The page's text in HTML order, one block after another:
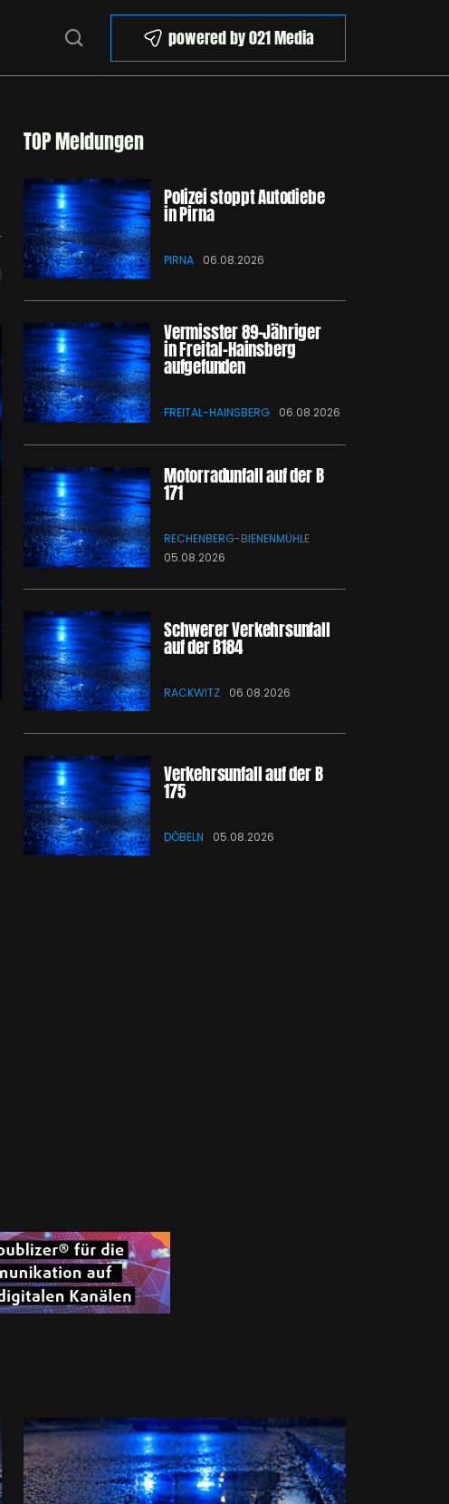
powered by 021 Media
TOP Meldungen
Polizei stoppt Autodiebe
in Pirna
PIRNA 06.08.2026
Vermisster 89-Jähriger
in Freital-Hainsberg
aufgefunden
FREITAL-HAINSBERG 06.08.2026
Motorradunfall auf der B
171
RECHENBERG-BIENENMÜHLE
05.08.2026
Schwerer Verkehrsunfall
auf der B184
RACKWITZ 06.08.2026
Verkehrsunfall auf der B
175
DÖBELN 05.08.2026